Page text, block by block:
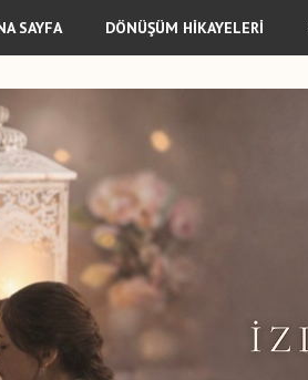
SAYFA DÖNÜŞÜM HİKAYELERİ